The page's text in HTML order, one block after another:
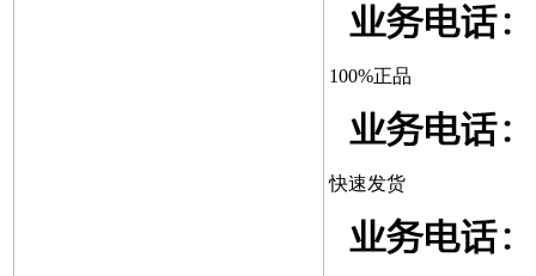
100%正品
快速发货